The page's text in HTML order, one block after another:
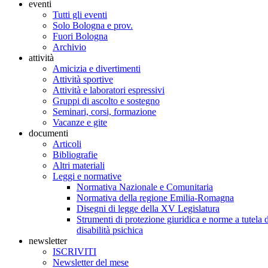
eventi
Tutti gli eventi
Solo Bologna e prov.
Fuori Bologna
Archivio
attività
Amicizia e divertimenti
Attività sportive
Attività e laboratori espressivi
Gruppi di ascolto e sostegno
Seminari, corsi, formazione
Vacanze e gite
documenti
Articoli
Bibliografie
Altri materiali
Leggi e normative
Normativa Nazionale e Comunitaria
Normativa della regione Emilia-Romagna
Disegni di legge della XV Legislatura
Strumenti di protezione giuridica e norme a tutela
disabilità psichica
newsletter
ISCRIVITI
Newsletter del mese